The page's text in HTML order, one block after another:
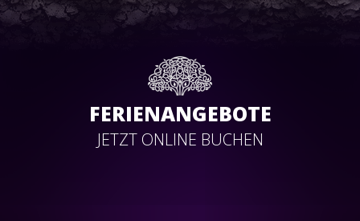
FERIENANGEBOTE
JETZT ONLINE BUCHEN